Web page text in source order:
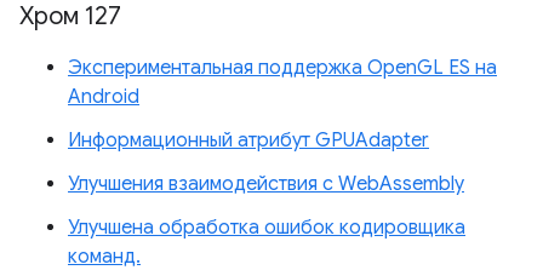
Хром 127
Экспериментальная поддержка OpenGL ES на
Android
Информационный атрибут GPUAdapter
Улучшения взаимодействия с WebAssembly
Улучшена обработка ошибок кодировщика
команд.